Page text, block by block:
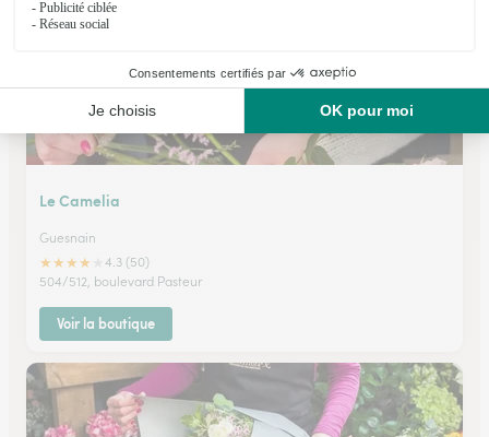
Le Camelia
Guesnain
★★★★
4.3 (50)
504/512, boulevard Pasteur
Voir la boutique